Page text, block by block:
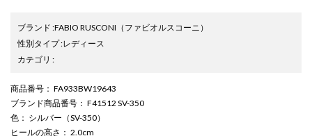
ブランド :FABIO RUSCONI （ファビオルスコーニ）
性別タイプ:レディース
カテゴリ :
商品番号 ： FA933BW19643
ブランド商品番号 ： F41512 SV-350
色 ： シルバー（SV-350）
ヒールの高さ ： 2.0cm